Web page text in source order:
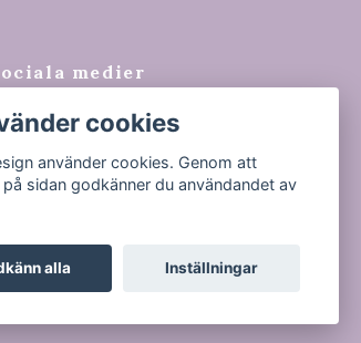
medier
Facebook
Instagram
Tiktok
cookies
använder cookies. Genom att
sidan godkänner du användandet av
alla Inställningar